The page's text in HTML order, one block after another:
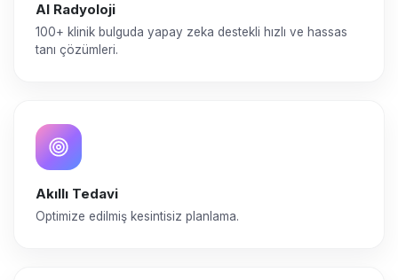
AI Radyoloji
100+ klinik bulguda yapay zeka destekli hızlı ve hassas
tanı çözümleri.
Akıllı Tedavi
Optimize edilmiş kesintisiz planlama.